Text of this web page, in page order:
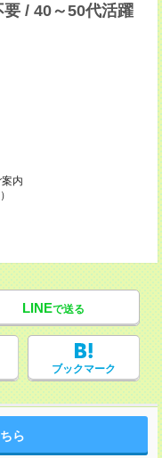
/ 40～50代活躍
内
LINEで送る
ブックマーク
ら